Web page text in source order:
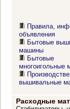
Правила,
объявления
Бытовые
машины
Бытовые
многоигольные
вышивальные
Расходные